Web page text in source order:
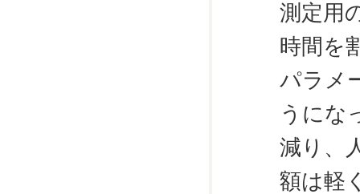
測定用
時間を
パラメ
うにな
減り、
額は軽